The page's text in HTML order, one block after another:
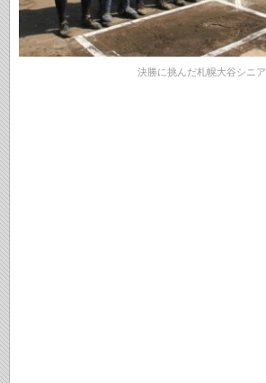
決勝に挑んだ札幌大谷シニア